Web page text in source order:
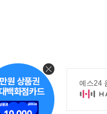
예스24